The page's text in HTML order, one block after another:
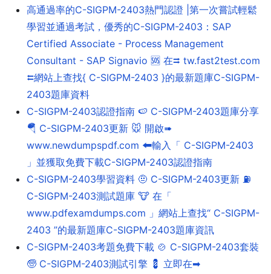
高通過率的C-SIGPM-2403熱門認證 |第一次嘗試輕鬆
學習並通過考試，優秀的C-SIGPM-2403：SAP
Certified Associate - Process Management
Consultant - SAP Signavio 🆘 在⮆ tw.fast2test.com
⮄網站上查找{ C-SIGPM-2403 }的最新題庫C-SIGPM-
2403題庫資料
C-SIGPM-2403認證指南 🍉 C-SIGPM-2403題庫分享
🪂 C-SIGPM-2403更新 🐭 開啟➠
www.newdumpspdf.com 🠰輸入「 C-SIGPM-2403
」並獲取免費下載C-SIGPM-2403認證指南
C-SIGPM-2403學習資料 🤨 C-SIGPM-2403更新 ⛽
C-SIGPM-2403測試題庫 🐮 在「
www.pdfexamdumps.com 」網站上查找“ C-SIGPM-
2403 ”的最新題庫C-SIGPM-2403題庫資訊
C-SIGPM-2403考題免費下載 🍲 C-SIGPM-2403套裝
🧓 C-SIGPM-2403測試引擎 💈 立即在➡